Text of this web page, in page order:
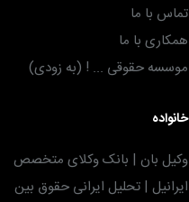
تماس با ما
همکاری با ما
موسسه حقوقی ... ! (به زودی)
خانواده
وکیل بان | بانک وکلای متخصص
ایرانیل | تحلیل ایرانی حقوق بین